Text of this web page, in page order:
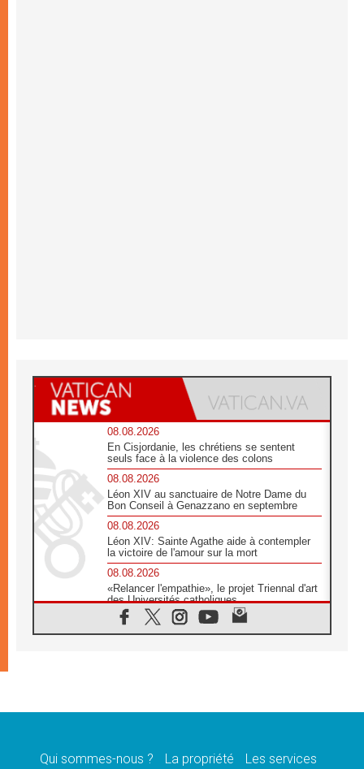
08.08.2026
En Cisjordanie, les chrétiens se sentent
seuls face à la violence des colons
08.08.2026
Léon XIV au sanctuaire de Notre Dame du
Bon Conseil à Genazzano en septembre
08.08.2026
Léon XIV: Sainte Agathe aide à contempler
la victoire de l'amour sur la mort
08.08.2026
«Relancer l'empathie», le projet Triennal d'art
des Universités catholiques
08.08.2026
Signis 2026, donner la parole aux religieuses
07.08.2026
07.08.2026
Qui sommes-nous ? La propriété Les services